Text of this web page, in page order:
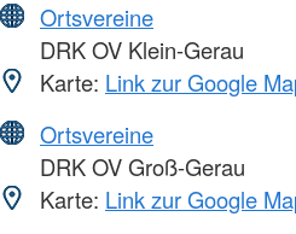
Ortsvereine
DRK OV Klein-Gerau
Karte: Link zur Google
Ortsvereine
DRK OV Groß-Gerau
Karte: Link zur Google